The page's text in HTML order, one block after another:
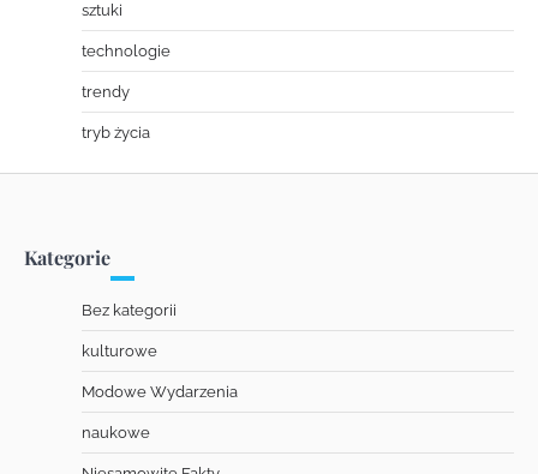
sztuki
technologie
trendy
tryb życia
Kategorie
Bez kategorii
kulturowe
Modowe Wydarzenia
naukowe